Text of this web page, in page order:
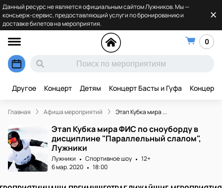
Данный ресурс не является официальным сайтом Лужников. Мы —
консьерж-сервис, предоставляющий услуги по бронированию и
доставке билетов на мероприятия.
0
Другое Концерт Детям Концерт Басты и Гуфа Концерт
Главная Афиша мероприятий Этап Кубка мира ...
Этап Кубка мира ФИС по сноуборду в
дисциплине "Параллельный слалом",
Лужники
Лужники Спортивное шоу
12+
6 мар. 2020
18:00